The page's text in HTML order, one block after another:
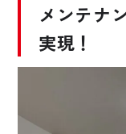
メンテナ
実現！